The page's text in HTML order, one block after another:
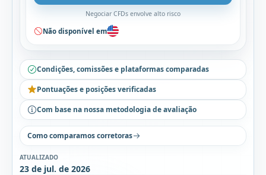
Negociar CFDs envolve alto risco
Não disponível em
Condições, comissões e plataformas comparadas
Pontuações e posições verificadas
Com base na nossa metodologia de avaliação
Como comparamos corretoras
ATUALIZADO
23 de jul. de 2026